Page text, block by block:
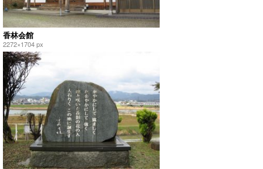
香林会館
2272×1704 px